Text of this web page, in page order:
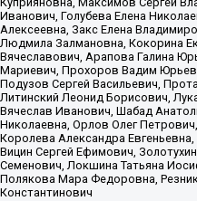
Иванович, Голубева Елена
Алексеевна, Закс Елена
Людмила Залмановна, Кокорина
Вячеславович, Арапова Галина
Мариевич, Прохоров Вадим
Подузов Сергей Васильевич,
Литинский Леонид Борисович,
Вячеслав Иванович, Шабад
Николаевна, Орлов Олег
Королева Александра
Вицин Сергей Ефимович,
Семенович, Локшина Татьяна
Полякова Мара Федоровна,
Константинович